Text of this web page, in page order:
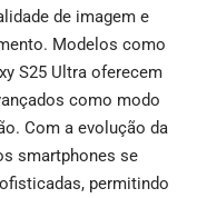
de imagem e
Modelos como
S25 Ultra oferecem
como modo
Com a evolução da
smartphones se
permitindo